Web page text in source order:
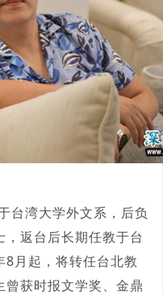
台湾大学外文系，后负
返台后长期任教于台
月起，将转任台北教
获时报文学奖、金鼎